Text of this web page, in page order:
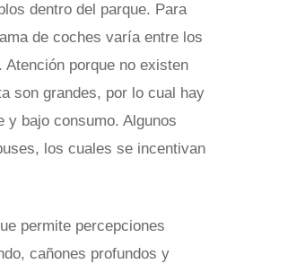
dentro del parque. Para
de coches varía entre los
porque no existen
son grandes, por lo cual hay
y bajo consumo. Algunos
los cuales se incentivan
permite percepciones
cañones profundos y